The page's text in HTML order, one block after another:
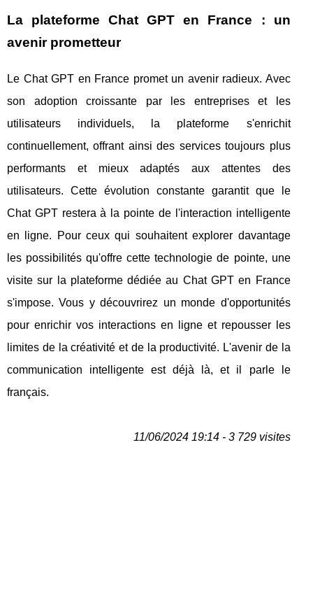
La plateforme Chat GPT en France : un
avenir prometteur
Le Chat GPT en France promet un avenir radieux. Avec
son adoption croissante par les entreprises et les
utilisateurs individuels, la plateforme s'enrichit
continuellement, offrant ainsi des services toujours plus
performants et mieux adaptés aux attentes des
utilisateurs. Cette évolution constante garantit que le
Chat GPT restera à la pointe de l'interaction intelligente
en ligne. Pour ceux qui souhaitent explorer davantage
les possibilités qu'offre cette technologie de pointe, une
visite sur la plateforme dédiée au Chat GPT en France
s'impose. Vous y découvrirez un monde d'opportunités
pour enrichir vos interactions en ligne et repousser les
limites de la créativité et de la productivité. L'avenir de la
communication intelligente est déjà là, et il parle le
français.
11/06/2024 19:14 - 3 729 visites